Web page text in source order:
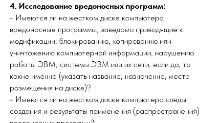
4. Исследование вредоносных программ:
- Имеются ли на жестком диске компьютера
вредоносные программы, заведомо приводящие к
модификации, блокированию, копированию или
уничтожению компьютерной информации, нарушению
работы ЭВМ, системы ЭВМ или их сети, если да, то
какие именно (указать название, назначение, место
размещения на диске)?
- Имеются ли на жестком диске компьютера следы
создания и результаты применения (распространения)